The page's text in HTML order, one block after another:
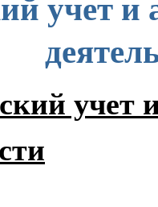
учет